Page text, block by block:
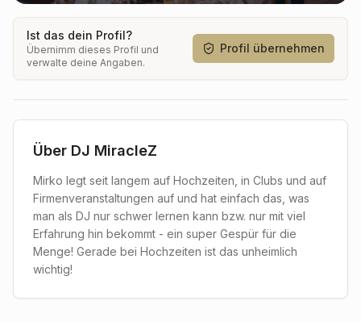
Ist das dein Profil?
Übernimm dieses Profil und
verwalte deine Angaben.
Profil übernehmen
Über DJ MiracleZ
Mirko legt seit langem auf Hochzeiten, in Clubs und auf
Firmenveranstaltungen auf und hat einfach das, was
man als DJ nur schwer lernen kann bzw. nur mit viel
Erfahrung hin bekommt - ein super Gespür für die
Menge! Gerade bei Hochzeiten ist das unheimlich
wichtig!